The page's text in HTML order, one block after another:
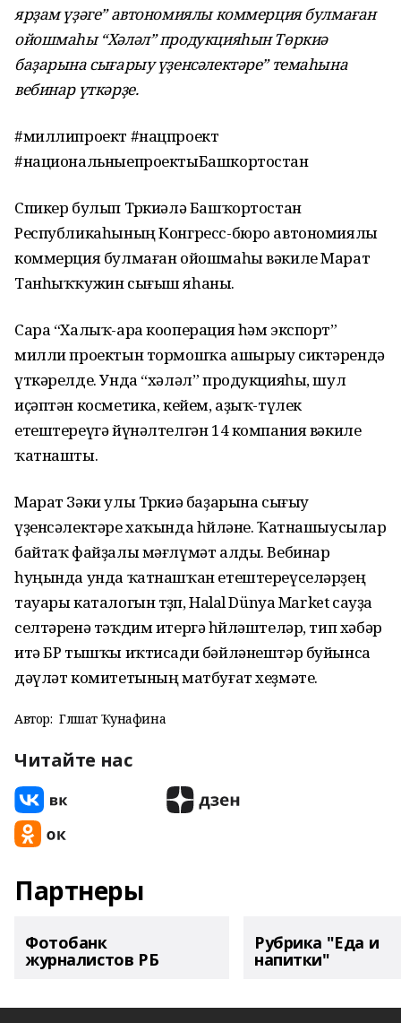
ярҙам үҙәге” автономиялы коммерция булмаған
ойошмаһы “Хәләл” продукцияһын Төркиә
баҙарына сығарыу үҙенсәлектәре” темаһына
вебинар үткәрҙе.
#миллипроект #нацпроект
#национальныепроектыБашкортостан
Спикер булып Төркиәлә Башҡортостан
Республикаһының Конгресс-бюро автономиялы
коммерция булмаған ойошмаһы вәкиле Марат
Танһыҡҡужин сығыш яһаны.
Сара “Халыҡ-ара кооперация һәм экспорт”
милли проектын тормошҡа ашырыу сиктәрендә
үткәрелде. Унда “хәләл” продукцияһы, шул
иҫәптән косметика, кейем, аҙыҡ-түлек
етештереүгә йүнәлтелгән 14 компания вәкиле
ҡатнашты.
Марат Зәки улы Төркиә баҙарына сығыу
үҙенсәлектәре хаҡында һөйләне. Ҡатнашыусылар
байтаҡ файҙалы мәғлүмәт алды. Вебинар
һуңында унда ҡатнашҡан етештереүселәрҙең
тауары каталогын төҙөп, Halal Dünya Market сауҙа
селтәренә тәҡдим итергә һөйләштеләр, тип хәбәр
итә БР тышҡы иҡтисади бәйләнештәр буйынса
дәүләт комитетының матбуғат хеҙмәте.
Автор: Гөлшат Ҡунафина
Читайте нас
Партнеры
Фотобанк
журналистов РБ
Рубрика "Еда и
напитки"